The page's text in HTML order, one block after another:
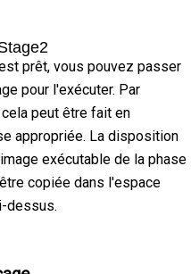
prêt, vous pouvez passer
pour l'exécuter. Par
peut être fait en
appropriée. La disposition
exécutable de la phase
copiée dans l'espace
dessus.